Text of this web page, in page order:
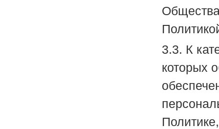
3.3. К
которых